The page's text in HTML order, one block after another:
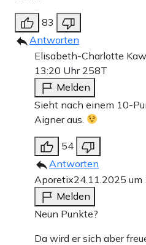
83
Antworten
Elisabeth-Charlotte
13:20 Uhr 258T
Melden
Sieht nach einem 10-
Aigner aus.
54
Antworten
Aporetix24.11.2025 um
Melden
Neun Punkte?
Da wird er sich aber